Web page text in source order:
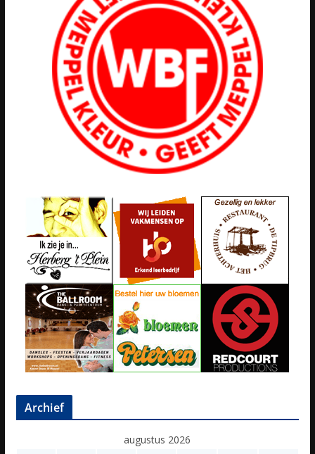
Archief
augustus 2026